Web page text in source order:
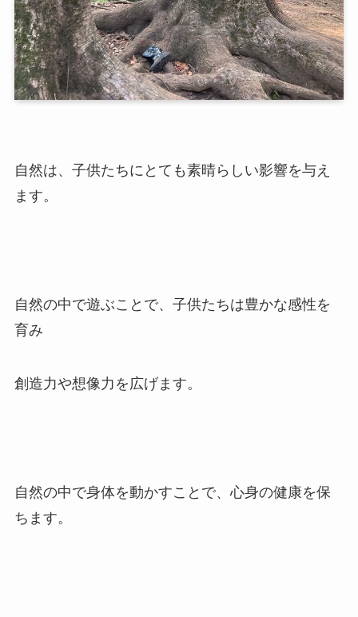
自然は、子供たちにとても素晴らしい影響を与え
ます。
自然の中で遊ぶことで、子供たちは豊かな感性を
育み
創造力や想像力を広げます。
自然の中で身体を動かすことで、心身の健康を保
ちます。